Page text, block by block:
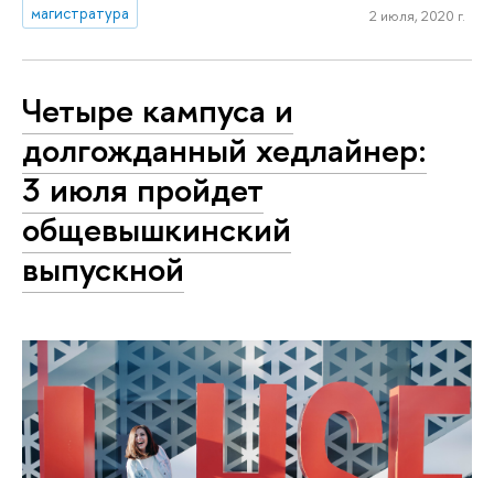
магистратура
2 июля, 2020 г.
Четыре кампуса и
долгожданный хедлайнер:
3 июля пройдет
общевышкинский
выпускной